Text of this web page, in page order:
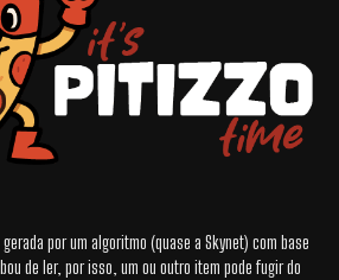
por um algoritmo (quase a Skynet) com base
de ler, por isso, um ou outro item pode fugir do